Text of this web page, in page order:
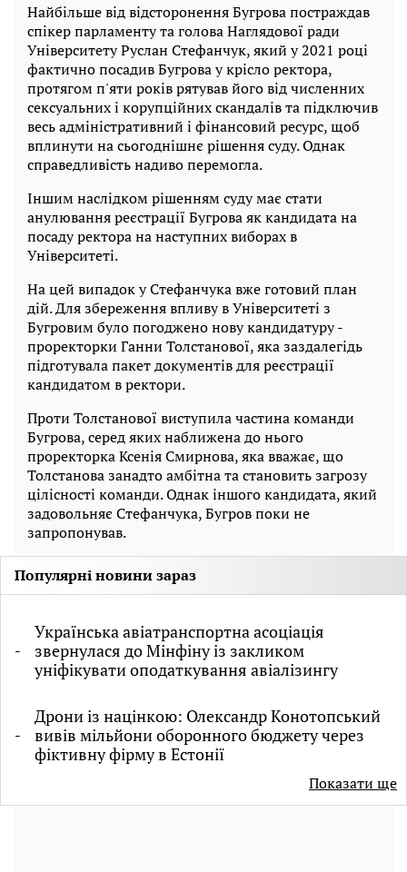
Найбільше від відсторонення Бугрова постраждав
спікер парламенту та голова Наглядової ради
Університету Руслан Стефанчук, який у 2021 році
фактично посадив Бугрова у крісло ректора,
протягом п'яти років рятував його від численних
сексуальних і корупційних скандалів та підключив
весь адміністративний і фінансовий ресурс, щоб
вплинути на сьогоднішнє рішення суду. Однак
справедливість надиво перемогла.
Іншим наслідком рішенням суду має стати
анулювання реєстрації Бугрова як кандидата на
посаду ректора на наступних виборах в
Університеті.
На цей випадок у Стефанчука вже готовий план
дій. Для збереження впливу в Університеті з
Бугровим було погоджено нову кандидатуру -
проректорки Ганни Толстанової, яка заздалегідь
підготувала пакет документів для реєстрації
кандидатом в ректори.
Проти Толстанової виступила частина команди
Бугрова, серед яких наближена до нього
проректорка Ксенія Смирнова, яка вважає, що
Толстанова занадто амбітна та становить загрозу
цілісності команди. Однак іншого кандидата, який
задовольняє Стефанчука, Бугров поки не
запропонував.
Популярні новини зараз
Українська авіатранспортна асоціація
звернулася до Мінфіну із закликом
уніфікувати оподаткування авіалізингу
Дрони із націнкою: Олександр Конотопський
вивів мільйони оборонного бюджету через
фіктивну фірму в Естонії
Показати ще